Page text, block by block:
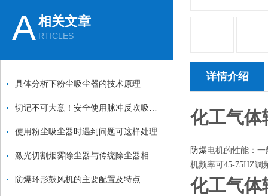
A相关文章
RTICLES
具体分析下粉尘吸尘器的技术原理
使用粉尘吸尘器时遇到问题可这样处理
防爆环形鼓风机的主要配置及特点
详情介绍
化工气体
防爆电机的性能：
机频率可45-75HZ调
化工气体